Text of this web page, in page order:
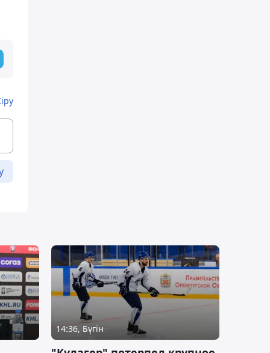
14:36, Бүгін